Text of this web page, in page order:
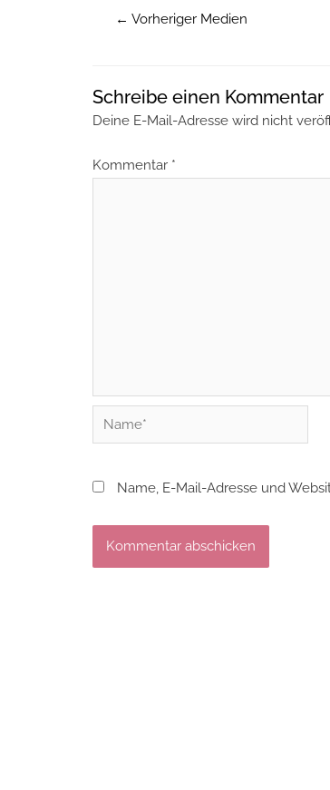
← Vorheriger Medien
Schreibe einen Kommentar
Deine E-Mail-Adresse wird nicht
Kommentar *
Name*
Name, E-Mail-Adresse und